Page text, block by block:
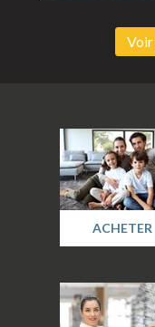
Voir
ACHETER